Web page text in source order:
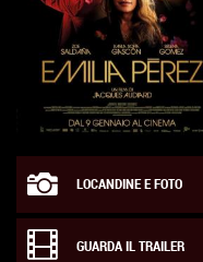
LOCANDINE E FOTO
GUARDA IL TRAILER